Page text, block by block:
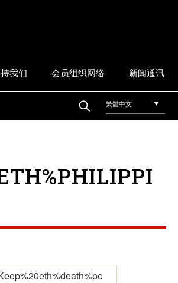
我们 会员组织网络 新闻通讯
繁體中文